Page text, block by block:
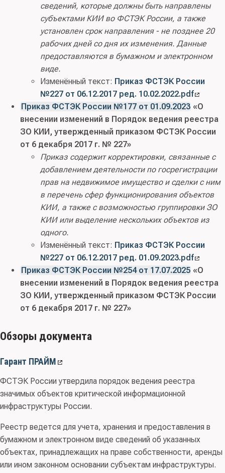
сведений, которые должны быть направлены
субъектами КИИ во ФСТЭК России, а также
установлен срок направления - не позднее 20
рабочих дней со дня их изменения. Данные
предоставляются в бумажном и электронном
виде.
Изменённый текст: Приказ ФСТЭК России
№227 от 06.12.2017 ред. 10.02.2022.pdf
Приказ ФСТЭК России №177 от 01.09.2023 «О
внесении изменений в Порядок ведения реестра
ЗО КИИ, утвержденный приказом ФСТЭК России
от 6 декабря 2017 г. № 227»
Приказ содержит корректировки, связанные с
добавлением деятельности по госрегистрации
прав на недвижимое имущество ‎и сделки с ним
в перечень сфер функционирования объектов
КИИ, а также с возможностью группировки ЗО
КИИ или выделение нескольких объектов из
одного.
Изменённый текст: Приказ ФСТЭК России
№227 от 06.12.2017 ред. 01.09.2023.pdf
Приказ ФСТЭК России №254 от 17.07.2025 «О
внесении изменений в Порядок ведения реестра
ЗО КИИ, утвержденный приказом ФСТЭК России
от 6 декабря 2017 г. № 227»
Обзоры документа
Гарант ПРАЙМ
ФСТЭК России утвердила порядок ведения реестра
значимых объектов критической информационной
инфраструктуры России.
Реестр ведется для учета, хранения и предоставления в
бумажном и электронном виде сведений об указанных
объектах, принадлежащих на праве собственности, аренды
или ином законном основании субъектам инфраструктуры.